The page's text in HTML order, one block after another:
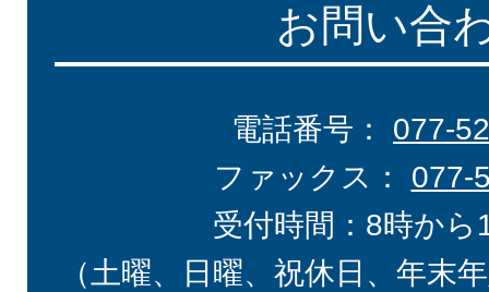
お問い合
電話番号： 077-
ファックス： 077-
受付時間：8時から
（土曜、日曜、祝休日、年末